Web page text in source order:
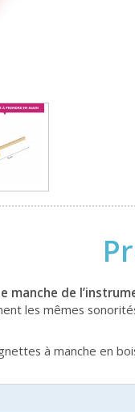
manche de
les mêmes
à manche en